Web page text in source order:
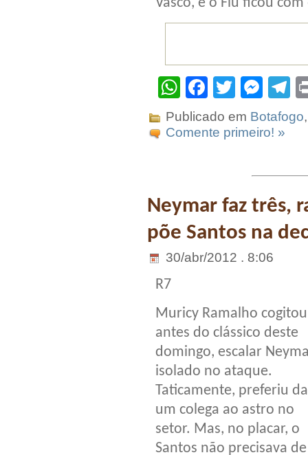
WhatsApp
Facebook
Twitter
Publicado em Botafogo
Comente primeiro! »
Neymar faz três,
põe Santos na
30/abr/2012 . 8:06
R7
Muricy Ramalho
antes do clássico deste
domingo, escalar
isolado no ataque.
Taticamente, preferiu
um colega ao astro no
setor. Mas, no placar, o
Santos não precisava de